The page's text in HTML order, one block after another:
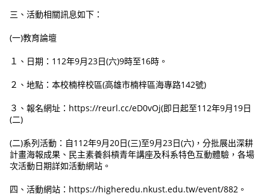
三、活動相關訊息如下：
(一)教育論壇
１、日期：112年9月23日(六)9時至16時。
２、地點：本校楠梓校區(高雄市楠梓區海專路142號)
３、報名網址：https://reurl.cc/eD0vOj(即日起至112年9月19日
(二)
(二)系列活動：自112年9月20日(三)至9月23日(六)，分批展出深耕
計畫海報成果、民主素養斜槓青年講座及科系特色互動體驗，各場
次活動日期詳如活動網站。
四、活動網站：https://higheredu.nkust.edu.tw/event/882。